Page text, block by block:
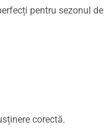
pentru sezonul de
corectă.